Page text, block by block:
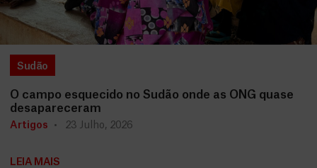
Sudão
O campo esquecido no Sudão onde as ONG quase
desapareceram
Artigos 23 Julho, 2026
LEIA MAIS